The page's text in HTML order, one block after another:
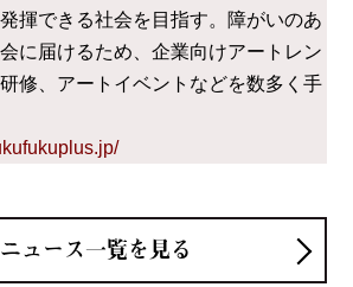
揮できる社会を目指す。障がいのあ
に届けるため、企業向けアートレン
修、アートイベントなどを数多く手
ニュース一覧を見る